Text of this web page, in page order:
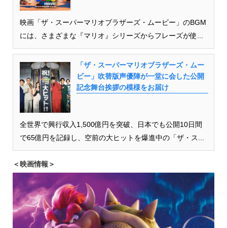
映画「ザ・スーパーマリオブラザーズ・ムービー」のBGM
には、さまざまな『マリオ』シリーズからフレーズが使...
「ザ・スーパーマリオブラザーズ・ムー
ビー」吹替版声優陣が一堂に会した公開
記念舞台挨拶の模様をお届け
全世界で興行収入1,500億円を突破、日本でも公開10日間
で65億円を記録し、空前の大ヒットを爆進中の「ザ・ス...
＜映画情報＞